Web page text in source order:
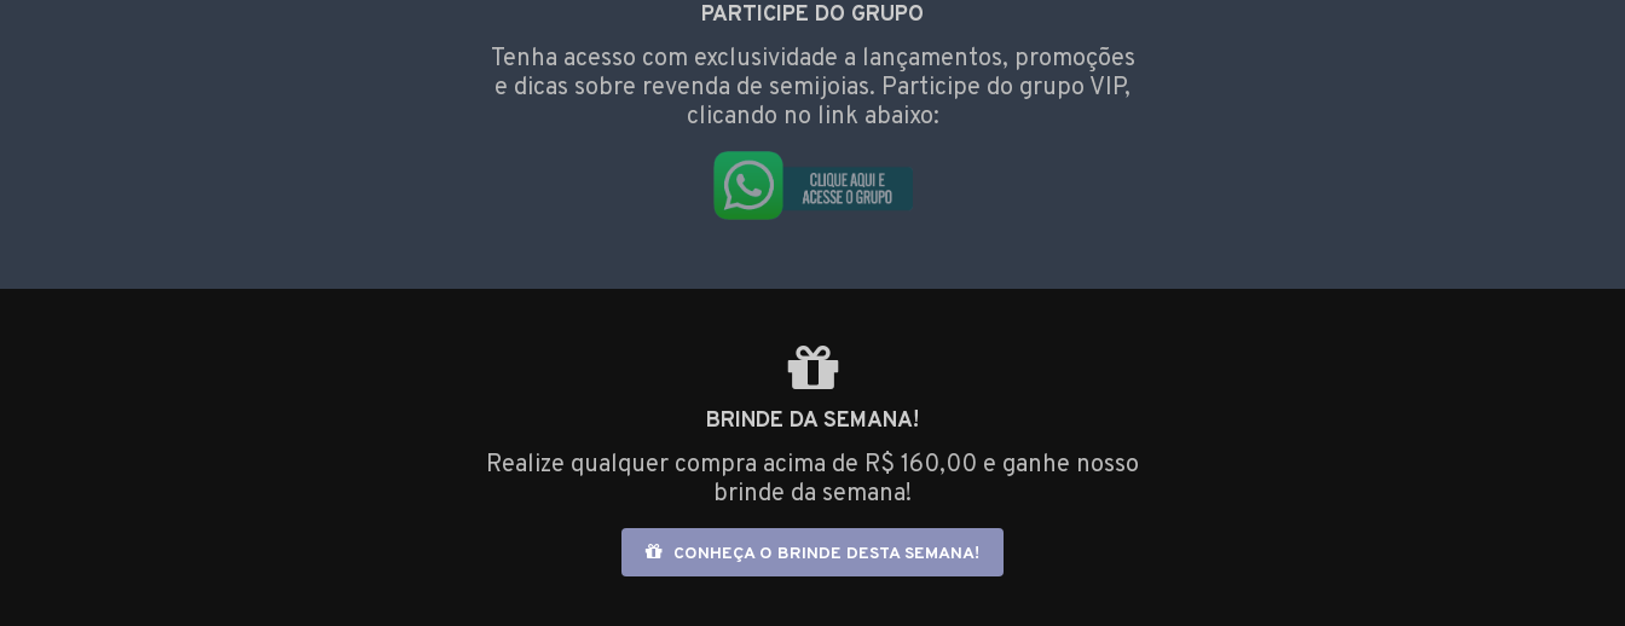
PARTICIPE DO GRUPO
Tenha acesso com exclusividade a lançamentos, promoções
e dicas sobre revenda de semijoias. Participe do grupo VIP,
clicando no link abaixo:
BRINDE DA SEMANA!
Realize qualquer compra acima de R$ 160,00 e ganhe nosso
brinde da semana!
CONHEÇA O BRINDE DESTA SEMANA!